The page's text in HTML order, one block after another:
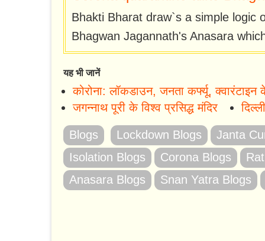
Bhakti Bharat draw`s a simple logic
Bhagwan Jagannath's Anasara
यह भी जानें
कोरोना: लॉकडाउन, जनता कर्फ्यू,
जगन्नाथ पूरी के विश्व प्रसिद्ध मंदिर
Blogs Lockdown Blogs
Janta
Isolation Blogs
Corona Blogs
Anasara Blogs
Snan Yatra Blogs